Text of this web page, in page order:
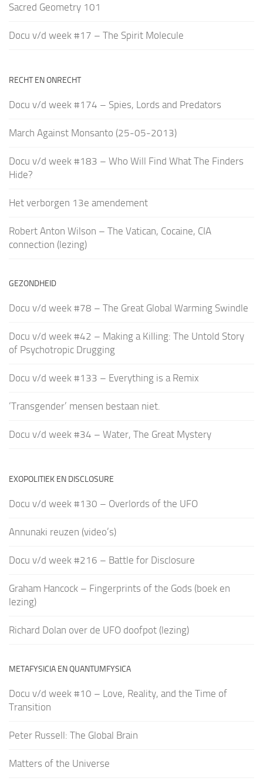
Sacred Geometry 101
Docu v/d week #17 – The Spirit Molecule
RECHT EN ONRECHT
Docu v/d week #174 – Spies, Lords and Predators
March Against Monsanto (25-05-2013)
Docu v/d week #183 – Who Will Find What The Finders
Hide?
Het verborgen 13e amendement
Robert Anton Wilson – The Vatican, Cocaine, CIA
connection (lezing)
GEZONDHEID
Docu v/d week #78 – The Great Global Warming Swindle
Docu v/d week #42 – Making a Killing: The Untold Story
of Psychotropic Drugging
Docu v/d week #133 – Everything is a Remix
‘Transgender’ mensen bestaan niet.
Docu v/d week #34 – Water, The Great Mystery
EXOPOLITIEK EN DISCLOSURE
Docu v/d week #130 – Overlords of the UFO
Annunaki reuzen (video’s)
Docu v/d week #216 – Battle for Disclosure
Graham Hancock – Fingerprints of the Gods (boek en
lezing)
Richard Dolan over de UFO doofpot (lezing)
METAFYSICIA EN QUANTUMFYSICA
Docu v/d week #10 – Love, Reality, and the Time of
Transition
Peter Russell: The Global Brain
Matters of the Universe